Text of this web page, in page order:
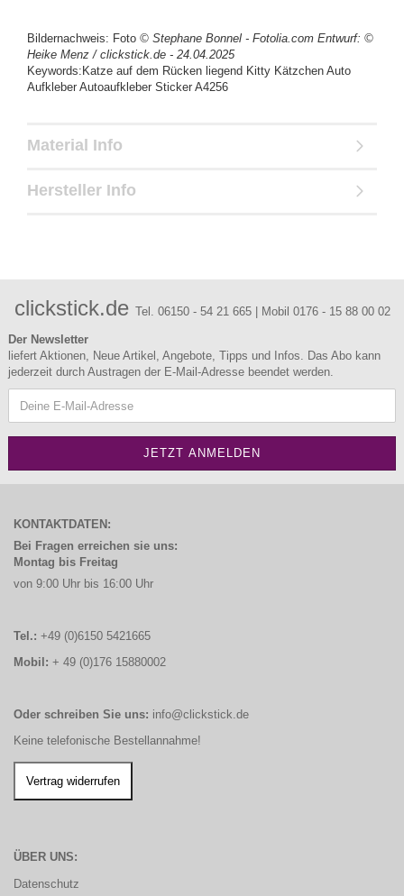
Bildernachweis: Foto © Stephane Bonnel - Fotolia.com Entwurf: ©
Heike Menz / clickstick.de - 24.04.2025
Keywords:Katze auf dem Rücken liegend Kitty Kätzchen Auto
Aufkleber Autoaufkleber Sticker A4256
Material Info
Hersteller Info
clickstick.de Tel. 06150 - 54 21 665 | Mobil 0176 - 15 88 00 02
Der Newsletter
liefert Aktionen, Neue Artikel, Angebote, Tipps und Infos. Das Abo kann
jederzeit durch Austragen der E-Mail-Adresse beendet werden.
KONTAKTDATEN:
Bei Fragen erreichen sie uns:
Montag bis Freitag
von 9:00 Uhr bis 16:00 Uhr
Tel.: +49 (0)6150 5421665
Mobil: + 49 (0)176 15880002
Oder schreiben Sie uns: info@clickstick.de
Keine telefonische Bestellannahme!
ÜBER UNS:
Datenschutz